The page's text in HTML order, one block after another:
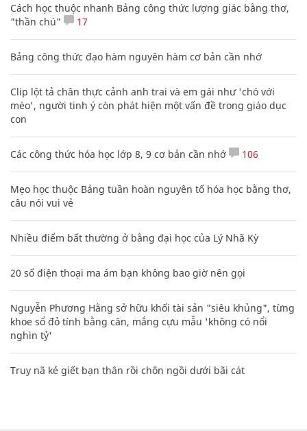
Cách học thuộc nhanh Bảng công thức lượng giác bằng thơ,
"thần chú"
17
Bảng công thức đạo hàm nguyên hàm cơ bản cần nhớ
Clip lột tả chân thực cảnh anh trai và em gái như 'chó với
mèo', người tinh ý còn phát hiện một vấn đề trong giáo dục
con
Các công thức hóa học lớp 8, 9 cơ bản cần nhớ 106
Mẹo học thuộc Bảng tuần hoàn nguyên tố hóa học bằng thơ,
câu nói vui vẻ
Nhiều điểm bất thường ở bằng đại học của Lý Nhã Kỳ
20 số điện thoại ma ám bạn không bao giờ nên gọi
Nguyễn Phương Hằng sở hữu khối tài sản "siêu khủng", từng
khoe sổ đỏ tính bằng cân, mắng cựu mẫu 'không có nổi
nghìn tỷ'
Truy nã kẻ giết bạn thân rồi chôn ngồi dưới bãi cát